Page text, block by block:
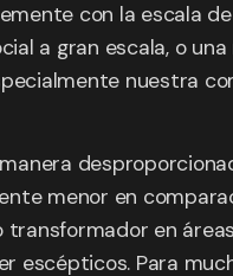
con la escala
a gran escala, o
nuestra
menor en
en
escépticos. Para